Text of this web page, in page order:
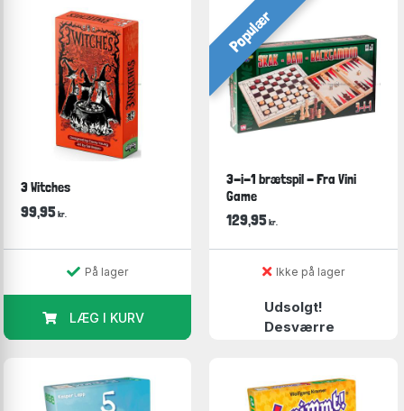
3 Witches
99,95 kr.
På lager
LÆG I KURV
Populær
3-i-1 brætspil - Fra Vini
Game
129,95kr.
Ikke på lager
Udsolgt!
Desværre